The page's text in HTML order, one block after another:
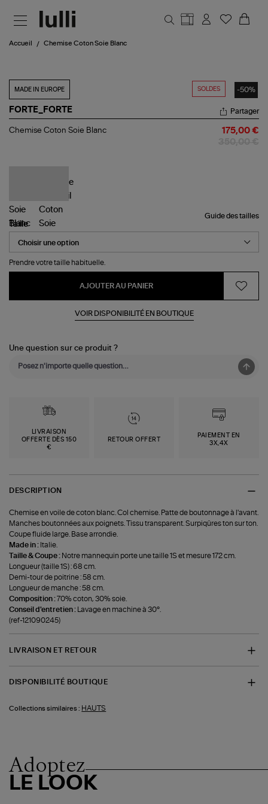
Accueil Chemise Coton Soie Blanc
SOLDES -50%
MADE IN EUROPE
FORTE_FORTE
Chemise
Partager
Chemise Coton Soie Blanc 175,00 €
Guide des tailles
Taille
Prendre votre taille habituelle.
AJOUTER AU PANIER
VOIR DISPONIBILITÉ EN BOUTIQUE
Une question sur ce produit ?
LIVRAISON
OFFERTE DÈS 150
€
RETOUR OFFERT
PAIEMENT EN
3X,4X
DESCRIPTION
Chemise en voile de coton blanc. Col chemise. Patte de boutonnage à l'avant.
Manches boutonnées aux poignets. Tissu transparent. Surpiqûres ton sur ton.
Coupe fluide large. Base arrondie.
Made in : Italie.
Taille & Coupe : Notre mannequin porte une taille 1S et mesure 172 cm.
Longueur (taille 1S) : 68 cm.
Demi-tour de poitrine : 58 cm.
Longueur de manche : 58 cm.
Composition : 70% coton, 30% soie.
Conseil d'entretien :
Lavage en machine à 30°.
(ref-121090245)
LIVRAISON ET RETOUR
DISPONIBILITÉ BOUTIQUE
Collections similaires : HAUTS
Adoptez
LE LOOK